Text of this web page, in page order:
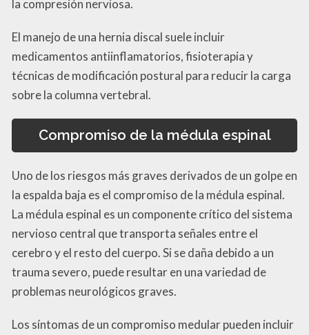
la compresión nerviosa.
El manejo de una hernia discal suele incluir
medicamentos antiinflamatorios, fisioterapia y
técnicas de modificación postural para reducir la carga
sobre la columna vertebral.
Compromiso de la médula espinal
Uno de los riesgos más graves derivados de un golpe en
la espalda baja es el compromiso de la médula espinal.
La médula espinal es un componente crítico del sistema
nervioso central que transporta señales entre el
cerebro y el resto del cuerpo. Si se daña debido a un
trauma severo, puede resultar en una variedad de
problemas neurológicos graves.
Los síntomas de un compromiso medular pueden incluir